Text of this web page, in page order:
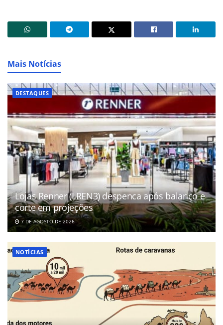
Mais Notícias
DESTAQUES
Lojas Renner (LREN3) despenca após balanço e
corte em projeções
7 DE AGOSTO DE 2026
NOTÍCIAS